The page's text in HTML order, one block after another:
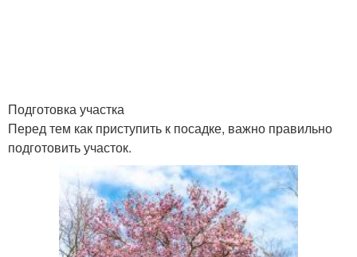
Подготовка участка
Перед тем как приступить к посадке, важно правильно
подготовить участок.